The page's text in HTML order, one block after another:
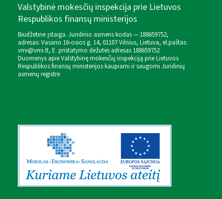
Valstybinė mokesčių inspekcija prie Lietuvos
Respublikos finansų ministerijos
Biudžetinė įstaiga. Juridinio asmens kodas — 188659752,
adresas: Vasario 16-osios g. 14, 01107 Vilnius, Lietuva, el.paštas:
vmi@vmi.lt, E. pristatymo dėžutės adresas 188659752
Duomenys apie Valstybinę mokesčių inspekciją prie Lietuvos
Respublikos finansų ministerijos kaupiami ir saugomi Juridinių
asmenų registre